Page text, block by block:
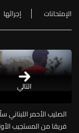
الإمتحانات إجرائها
التالي
فريقا من المستجيب